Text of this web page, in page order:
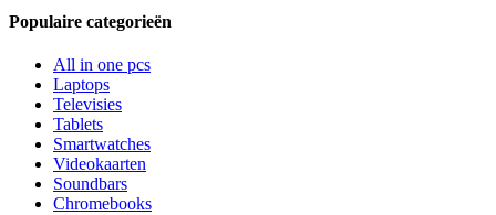
Populaire categorieën
All in one pcs
Laptops
Televisies
Tablets
Smartwatches
Videokaarten
Soundbars
Chromebooks